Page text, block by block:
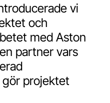
vi
och
med Aston
partner vars
projektet